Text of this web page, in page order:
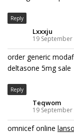
Reply
Lxxxju
19
order generic
deltasone 5mg sale
Reply
Teqwom
19
omnicef online